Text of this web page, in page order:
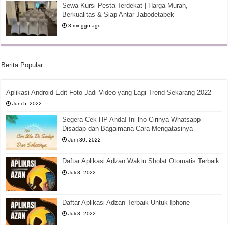
Sewa Kursi Pesta Terdekat | Harga Murah,
Berkualitas & Siap Antar Jabodetabek
3 minggu ago
Berita Popular
Aplikasi Android Edit Foto Jadi Video yang Lagi Trend Sekarang 2022
Juni 5, 2022
Segera Cek HP Anda! Ini lho Cirinya Whatsapp
Disadap dan Bagaimana Cara Mengatasinya
Juni 30, 2022
Daftar Aplikasi Adzan Waktu Sholat Otomatis Terbaik
Juli 3, 2022
Daftar Aplikasi Adzan Terbaik Untuk Iphone
Juli 3, 2022